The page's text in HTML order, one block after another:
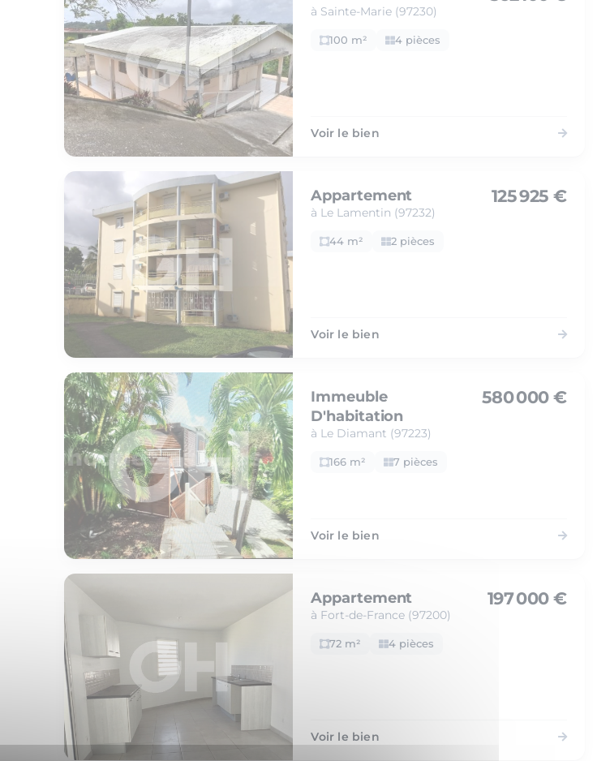
à Sainte-Marie (97230)
100 m² 4 pièces
Voir le bien
Appartement
à Le Lamentin (97232)
125 925 €
44 m² 2 pièces
Voir le bien
Immeuble
D'habitation
à Le Diamant (97223)
580 000 €
166 m² 7 pièces
Voir le bien
Appartement
à Fort-de-France (97200)
197 000 €
72 m² 4 pièces
Voir le bien